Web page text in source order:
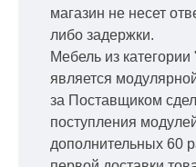
магазин не несет
либо задержки.
Мебель из категории
является
за Поставщиком
поступления
дополнительных 60